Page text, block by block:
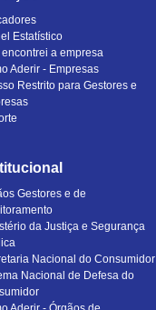
Estatístico
encontrei a empresa
Aderir - Empresas
Restrito para Gestores e
Gestores e de
da Justiça e Segurança
Nacional do Consumidor
Nacional de Defesa do